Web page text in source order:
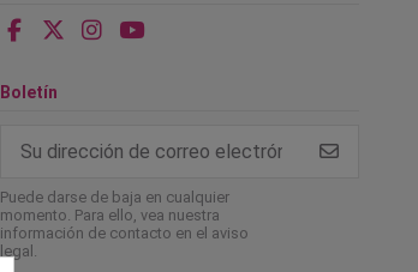
Boletín
Puede darse de baja en cualquier
momento. Para ello, vea nuestra
información de contacto en el aviso
legal.